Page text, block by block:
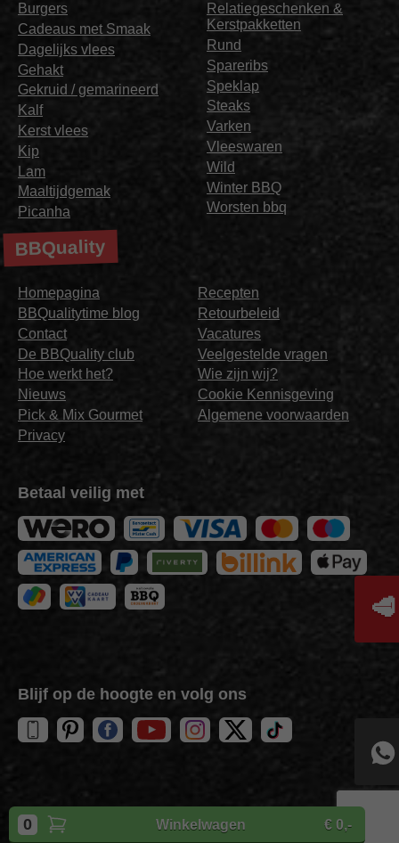
Winkelwagen
0 € 0,-
Burgers
Cadeaus met Smaak
Dagelijks vlees
Gehakt
Gekruid / gemarineerd
Kalf
Kerst vlees
Kip
Lam
Maaltijdgemak
Picanha
Relatiegeschenken &
Kerstpakketten
Rund
Spareribs
Speklap
Steaks
Varken
Vleeswaren
Wild
Winter BBQ
Worsten bbq
BBQuality
Homepagina
BBQualitytime blog
Contact
De BBQuality club
Hoe werkt het?
Nieuws
Pick & Mix Gourmet
Privacy
Recepten
Retourbeleid
Vacatures
Veelgestelde vragen
Wie zijn wij?
Cookie Kennisgeving
Algemene voorwaarden
Betaal veilig met
Blijf op de hoogte en volg ons
CopyrightBBQuality
🥩